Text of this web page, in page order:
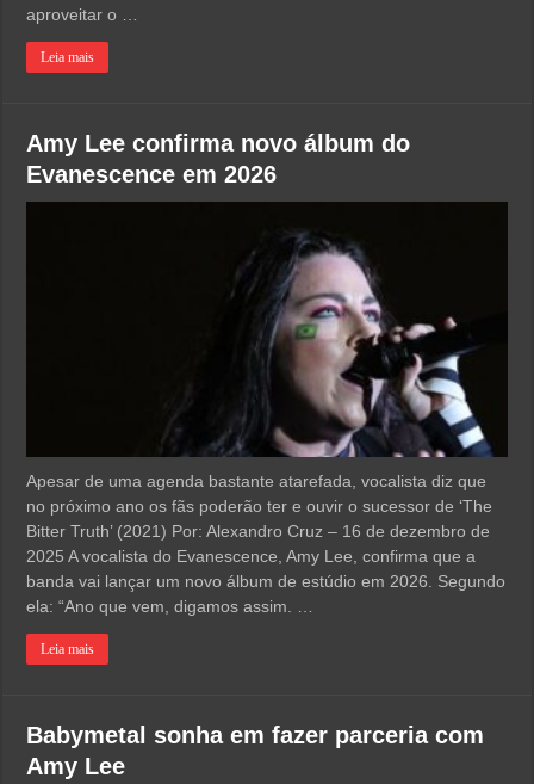
aproveitar o …
Leia mais
Amy Lee confirma novo álbum do
Evanescence em 2026
Apesar de uma agenda bastante atarefada, vocalista diz que
no próximo ano os fãs poderão ter e ouvir o sucessor de ‘The
Bitter Truth’ (2021) Por: Alexandro Cruz – 16 de dezembro de
2025 A vocalista do Evanescence, Amy Lee, confirma que a
banda vai lançar um novo álbum de estúdio em 2026. Segundo
ela: “Ano que vem, digamos assim. …
Leia mais
Babymetal sonha em fazer parceria com
Amy Lee